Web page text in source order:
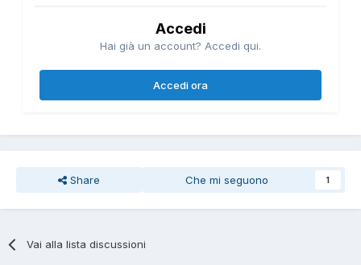
Accedi
Hai già un account? Accedi qui.
Accedi ora
Share Che mi seguono 1
Vai alla lista discussioni